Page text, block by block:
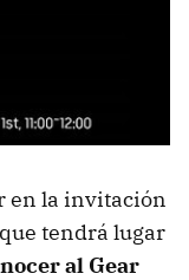
en la invitación
tendrá lugar
al Gear